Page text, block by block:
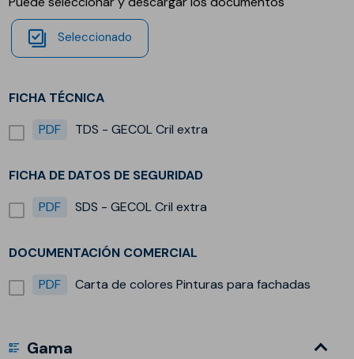
Seleccionado
FICHA TÉCNICA
PDF
TDS - GECOL Cril extra
FICHA DE DATOS DE SEGURIDAD
PDF
SDS - GECOL Cril extra
DOCUMENTACIÓN COMERCIAL
PDF
Carta de colores Pinturas para fachadas
Gama